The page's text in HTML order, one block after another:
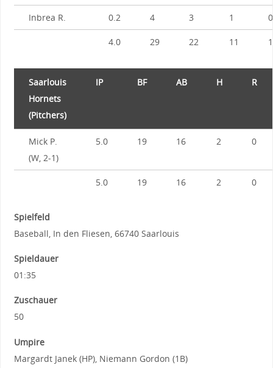
Inbrea R. 0.2 4 3 1 0
4.0 29 22 11
Saarlouis
Hornets
(Pitchers)
IP BF AB H R
Mick P.
(W, 2-1)
5.0 19 16 2 0
5.0 19 16 2 0
Spielfeld
Baseball, In den Fliesen, 66740 Saarlouis
Spieldauer
01:35
Zuschauer
50
Umpire
Margardt Janek (HP), Niemann Gordon (1B)